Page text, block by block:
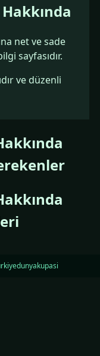
net ve sade
sayfasıdır.
ve düzenli